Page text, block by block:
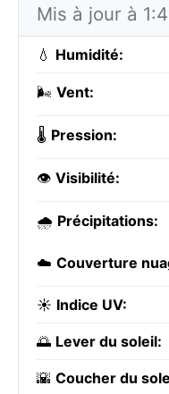
Mis à jour à
💧 Humidité:
🌬️ Vent:
🌡️ Pression:
👁️ Visibilité:
🌧️ Précipitations:
☁️ Couverture
☀️ Indice UV:
🌅 Lever du soleil:
🌇 Coucher du